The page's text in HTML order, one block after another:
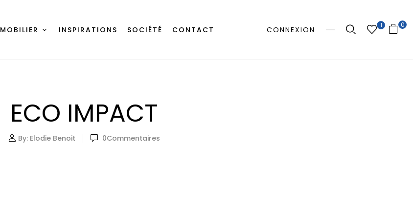
MOBILIER INSPIRATIONS SOCIÉTÉ CONTACT CONNEXION
1 0
ECO IMPACT
By: Elodie Benoit 0Commentaires